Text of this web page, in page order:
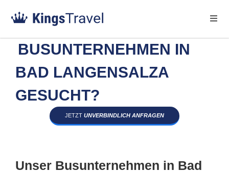
BUSUNTERNEHMEN IN
BAD LANGENSALZA
GESUCHT?
JETZT UNVERBINDLICH ANFRAGEN
Unser Busunternehmen in Bad